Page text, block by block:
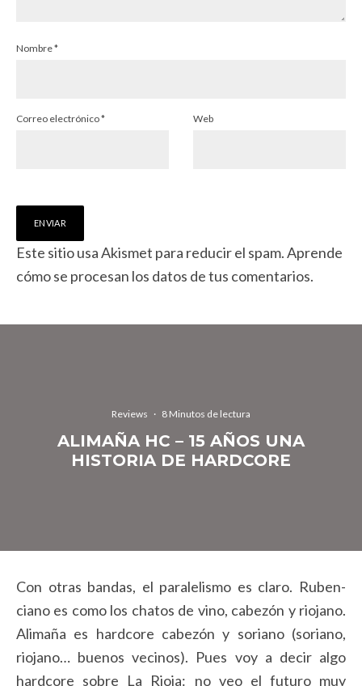
Nombre*
Correo electrónico* Web
Este sitio usa Akismet para reducir el spam.Aprende
cómo se procesan los datos de tus comentarios.
Reviews · 8 Minutos de lectura
ALIMAÑA HC – 15 AÑOS UNA
HISTORIA DE HARDCORE
Con otras bandas, el paralelismo es claro. Ruben-
ciano es como los chatos de vino, cabezón y riojano.
Alimaña es hardcore cabezón y soriano (soriano,
riojano… buenos vecinos). Pues voy a decir algo
hardcore sobre La Rioja: no veo el futuro muy